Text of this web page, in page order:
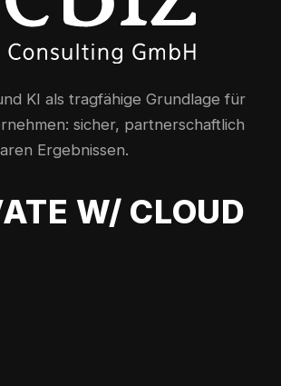
KI als tragfähige Grundlage für
sicher, partnerschaftlich
Ergebnissen.
W/ CLOUD